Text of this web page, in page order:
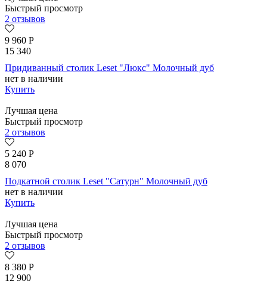
Быстрый просмотр
2 отзывов
9 960 Р
15 340
Придиванный столик Leset "Люкс" Молочный дуб
нет в наличии
Купить
Лучшая цена
Быстрый просмотр
2 отзывов
5 240 Р
8 070
Подкатной столик Leset "Сатурн" Молочный дуб
нет в наличии
Купить
Лучшая цена
Быстрый просмотр
2 отзывов
8 380 Р
12 900